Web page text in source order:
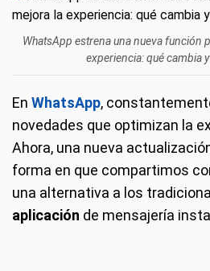
WhatsApp estrena una nueva función
experiencia: qué cambia
En WhatsApp,
novedades que optimizan la
Ahora, una nueva
forma en que compartimos
una alternativa a los
aplicación de mensajería